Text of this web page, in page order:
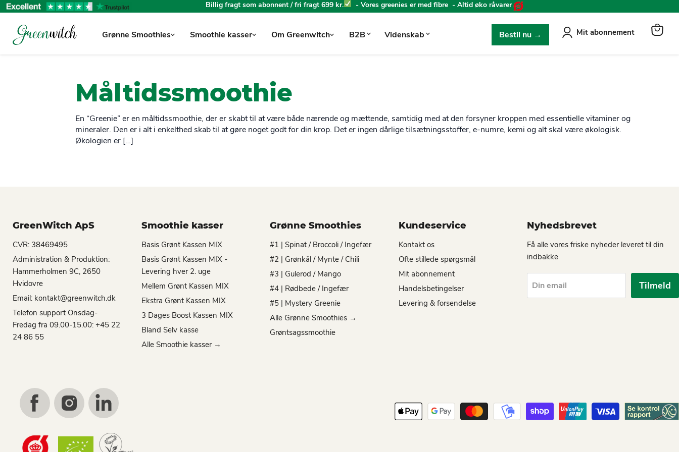
Billig fragt som abonnent / fri fragt 699 kr. - Vores greenies er med fibre - Altid øko råvarer
Grønne Smoothies Smoothie kasser Om Greenwitch B2B Videnskab Bestil nu → Mit abonnement
Måltidssmoothie
En “Greenie” er en måltidssmoothie, der er skabt til at være både nærende og mættende, samtidig med at den forsyner kroppen med essentielle vitaminer og
mineraler. Den er i alt i enkelthed skab til at gøre noget godt for din krop. Det er ingen dårlige tilsætningsstoffer, e-numre, kemi og alt skal være økologisk.
Økologien er […]
GreenWitch ApS
CVR: 38469495
Administration & Produktion:
Hammerholmen 9C, 2650
Hvidovre
Email: kontakt@greenwitch.dk
Telefon support Onsdag-
Fredag fra 09.00-15.00: +45 22
24 86 55
Smoothie kasser
Basis Grønt Kassen MIX
Basis Grønt Kassen MIX -
Levering hver 2. uge
Mellem Grønt Kassen MIX
Ekstra Grønt Kassen MIX
3 Dages Boost Kassen MIX
Bland Selv kasse
Alle Smoothie kasser →
Grønne Smoothies
#1 | Spinat / Broccoli / Ingefær
#2 | Grønkål / Mynte / Chili
#3 | Gulerod / Mango
#4 | Rødbede / Ingefær
#5 | Mystery Greenie
Alle Grønne Smoothies →
Grøntsagssmoothie
Kundeservice
Kontakt os
Ofte stillede spørgsmål
Mit abonnement
Handelsbetingelser
Levering & forsendelse
Nyhedsbrevet
Få alle vores friske nyheder leveret til din
indbakke
Din email Tilmeld
Find
on
Find
on